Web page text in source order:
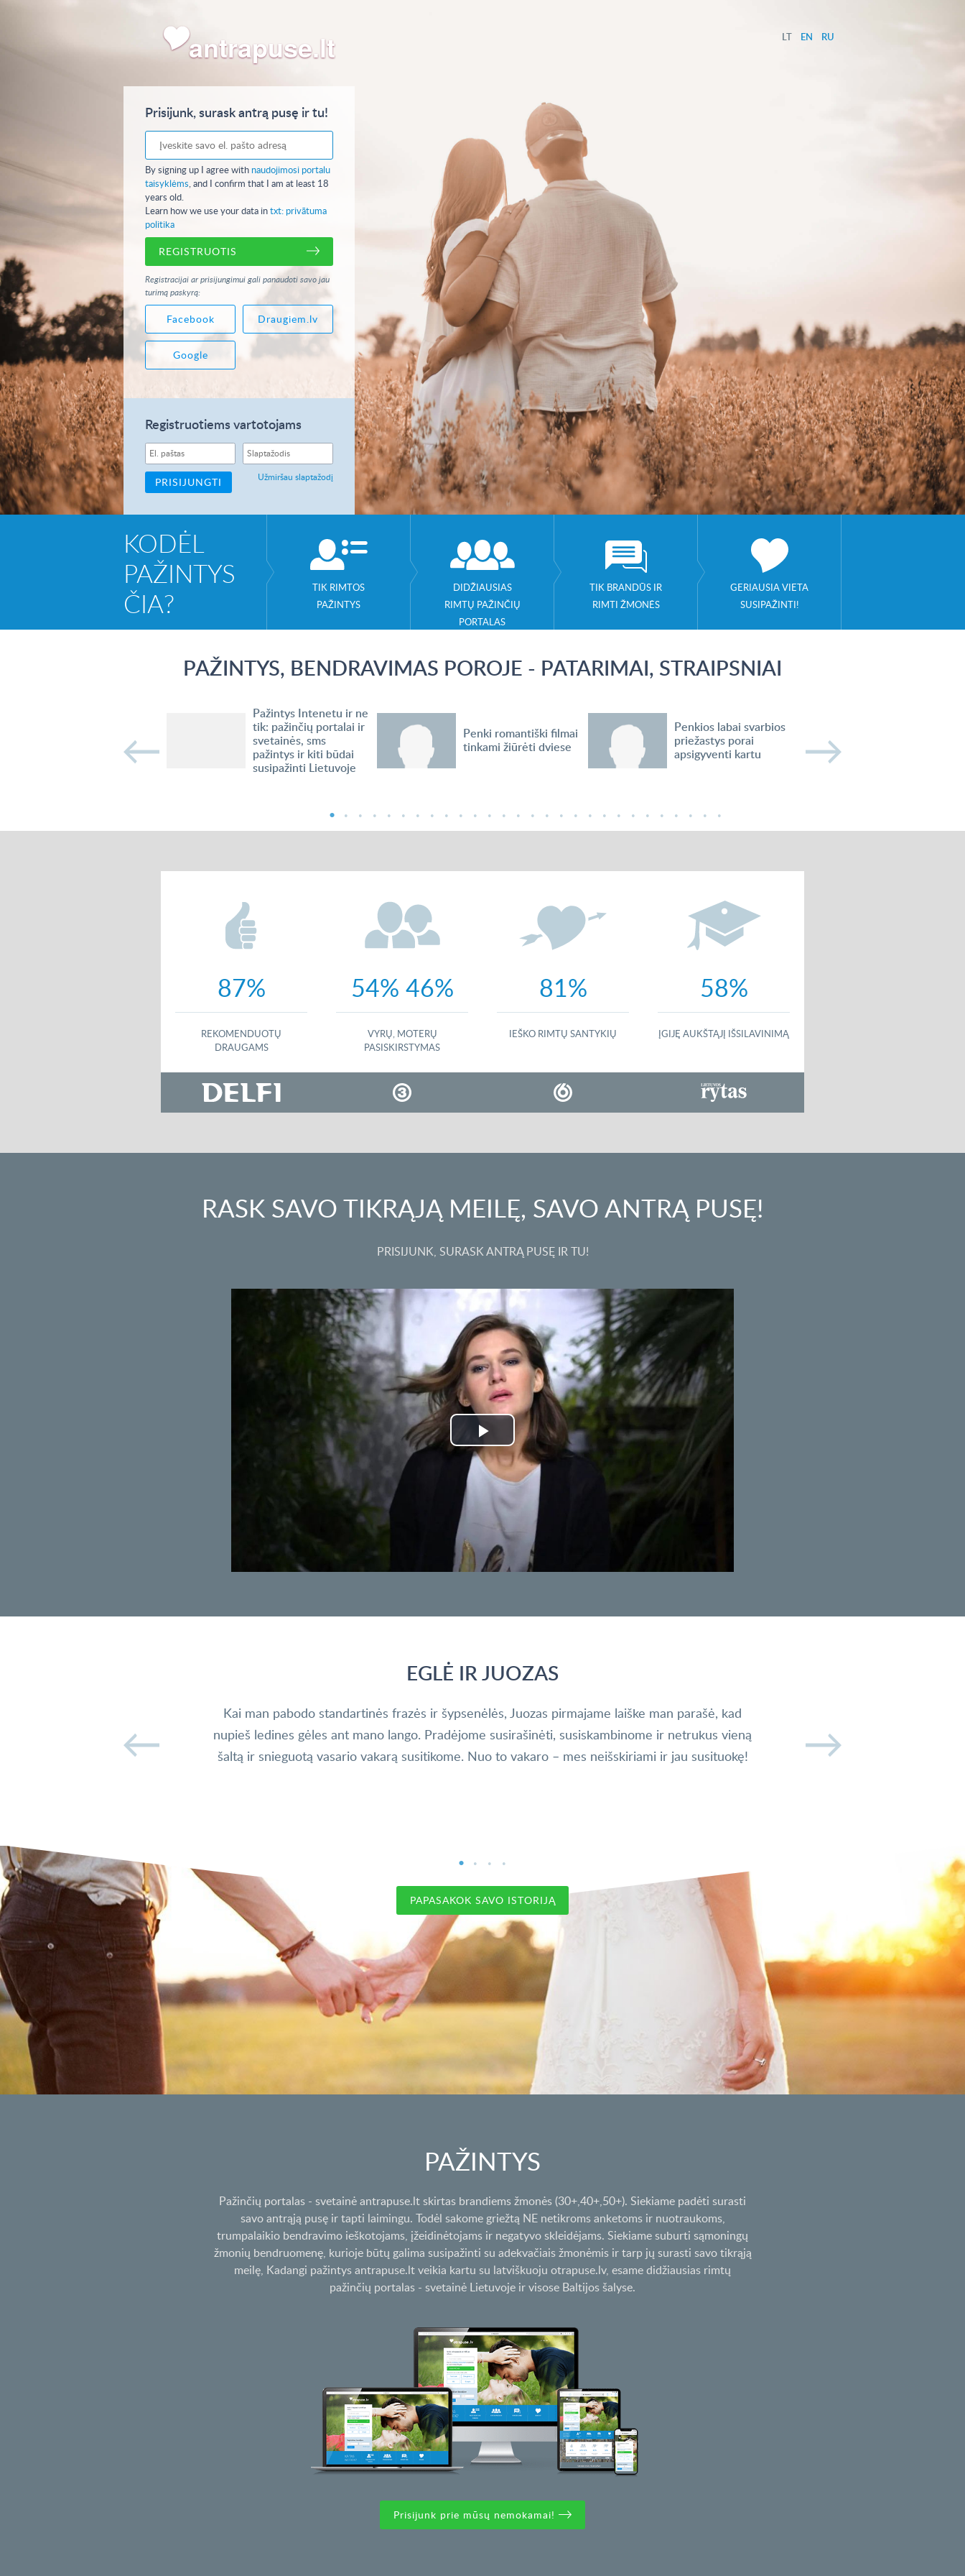
antrapuse.lt LT EN RU
Prisijunk, surask antrą pusę ir tu!
By signing up I agree with naudojimosi portalu
taisyklėms, and I confirm that I am at least 18
years old.
Learn how we use your data intxt: privātuma
politika
REGISTRUOTIS
Registracijai ar prisijungimui gali panaudoti savo jau
turimą paskyrą:
Facebook Draugiem.lv
Google
Registruotiems vartotojams
Užmiršau slaptažodį
KODĖL
PAŽINTYS
ČIA?
TIK RIMTOS
PAŽINTYS
DIDŽIAUSIAS
RIMTŲ PAŽINČIŲ
PORTALAS
TIK BRANDŪS IR
RIMTI ŽMONĖS
GERIAUSIA VIETA
SUSIPAŽINTI!
PAŽINTYS, BENDRAVIMAS POROJE - PATARIMAI, STRAIPSNIAI
Pažintys Intenetu ir ne
tik: pažinčių portalai ir
svetainės, sms
pažintys ir kiti būdai
susipažinti Lietuvoje
Penki romantiški filmai
tinkami žiūrėti dviese
Penkios labai svarbios
priežastys porai
apsigyventi kartu
87%
REKOMENDUOTŲ
DRAUGAMS
54% 46%
VYRŲ, MOTERŲ
PASISKIRSTYMAS
81%
IEŠKO RIMTŲ SANTYKIŲ
58%
ĮGIJĘ AUKŠTĄJĮ IŠSILAVINIMĄ
RASK SAVO TIKRĄJĄ MEILĘ, SAVO ANTRĄ PUSĘ!
PRISIJUNK, SURASK ANTRĄ PUSĘ IR TU!
Play
Video
Ten susituokėme, tačiau
ir didelę meilę turime padėkoti ir
EGLĖ IR JUOZAS
Kai man pabodo standartinės frazės ir šypsenėlės, Juozas pirmajame laiške man parašė, kad
nupieš ledines gėles ant mano lango. Pradėjome susirašinėti, susiskambinome ir netrukus vieną
šaltą ir snieguotą vasario vakarą susitikome. Nuo to vakaro – mes neišskiriami ir jau susituokę!
susitiksiu, bet jis buvo paskutinis,
įsitikinusi, kad susitiksiu ir eiliniu
PAPASAKOK SAVO ISTORIJĄ
PAŽINTYS
Pažinčių portalas - svetainė antrapuse.lt skirtas brandiems žmonės (30+,40+,50+). Siekiame padėti surasti
savo antrąją pusę ir tapti laimingu. Todėl sakome griežtą NE netikroms anketoms ir nuotraukoms,
trumpalaikio bendravimo ieškotojams, įžeidinėtojams ir negatyvo skleidėjams. Siekiame suburti sąmoningų
žmonių bendruomenę, kurioje būtų galima susipažinti su adekvačiais žmonėmis ir tarp jų surasti savo tikrąją
meilę, Kadangi pažintys antrapuse.lt veikia kartu su latviškuoju otrapuse.lv, esame didžiausias rimtų
pažinčių portalas - svetainė Lietuvoje ir visose Baltijos šalyse.
Prisijunk prie mūsų nemokamai!